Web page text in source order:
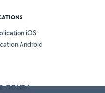
nous :
iOS
Android